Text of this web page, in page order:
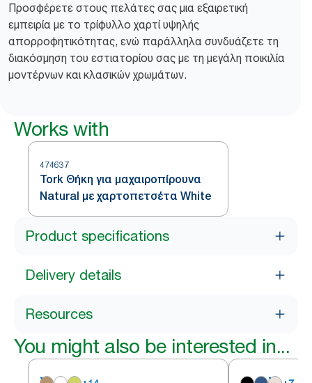
Προσφέρετε στους πελάτες σας μια εξαιρετική
εμπειρία με το τρίφυλλο χαρτί υψηλής
απορροφητικότητας, ενώ παράλληλα συνδυάζετε τη
διακόσμηση του εστιατορίου σας με τη μεγάλη ποικιλία
μοντέρνων και κλασικών χρωμάτων.
Works with
474637
Tork Θήκη για μαχαιροπίρουνα
Natural με χαρτοπετσέτα White
Product specifications
Delivery details
Resources
You might also be interested in...